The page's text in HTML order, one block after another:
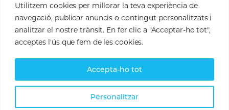
Utilitzem cookies per millorar la teva experiència de
navegació, publicar anuncis o contingut personalitzats i
analitzar el nostre trànsit. En fer clic a "Acceptar-ho tot",
acceptes l'ús que fem de les cookies.
Personalitzar
Accepta-ho tot